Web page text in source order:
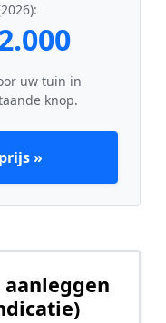
uw tuin in
knop.
»